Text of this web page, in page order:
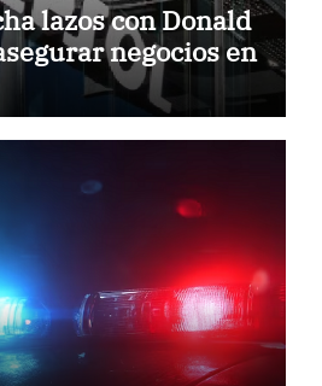
lazos con Donald
negocios en